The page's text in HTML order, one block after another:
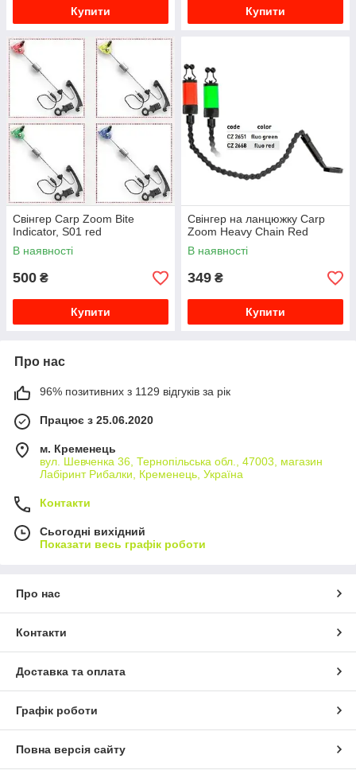
Купити Купити
Свінгер Carp Zoom Bite
Indicator, S01 red
В наявності
500 ₴
Купити
Свінгер на ланцюжку Carp
Zoom Heavy Chain Red
В наявності
349 ₴
Купити
Про нас
96% позитивних з 1129 відгуків за рік
Працює з 25.06.2020
м. Кременець
вул. Шевченка 36, Тернопільська обл., 47003, магазин
Лабіринт Рибалки, Кременець, Україна
Контакти
Сьогодні вихідний
Показати весь графік роботи
Про нас
Контакти
Доставка та оплата
Графік роботи
Повна версія сайту